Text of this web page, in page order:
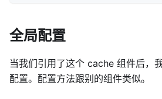
全局配置
当我们引用了这个 cache 组件后，
配置。配置方法跟别的组件类似。